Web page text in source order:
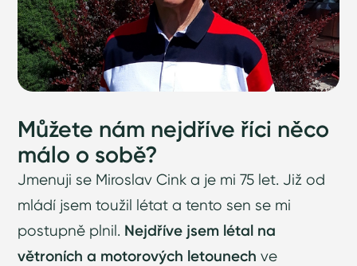
Můžete nám nejdříve říci něco
málo o sobě?
Jmenuji se Miroslav Cink a je mi 75 let. Již od
mládí jsem toužil létat a tento sen se mi
postupně plnil. Nejdříve jsem létal na
větroních a motorových letounech ve